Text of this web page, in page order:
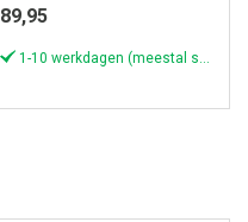
89,95
1-10 werkdagen (meestal sneller)